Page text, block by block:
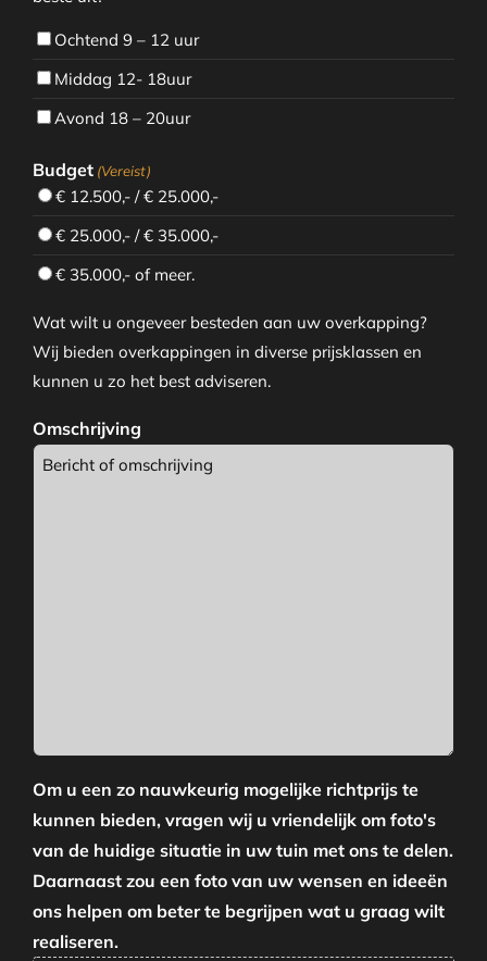
Ochtend 9 – 12 uur
Middag 12- 18uur
Avond 18 – 20uur
Budget (Vereist)
€ 12.500,- / € 25.000,-
€ 25.000,- / € 35.000,-
€ 35.000,- of meer.
Wat wilt u ongeveer besteden aan uw overkapping?
Wij bieden overkappingen in diverse prijsklassen en
kunnen u zo het best adviseren.
Omschrijving
Om u een zo nauwkeurig mogelijke richtprijs te
kunnen bieden, vragen wij u vriendelijk om foto's
van de huidige situatie in uw tuin met ons te delen.
Daarnaast zou een foto van uw wensen en ideeën
ons helpen om beter te begrijpen wat u graag wilt
realiseren.